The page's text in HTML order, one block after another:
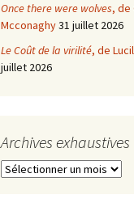
Once there were wolves, de
Mcconaghy31 juillet 2026
Le Coût de la virilité, de
juillet 2026
Archives exhaustives
Archives